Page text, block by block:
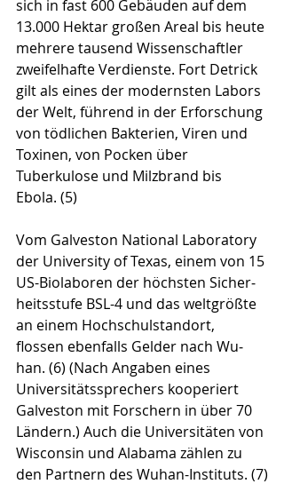
sich in fast 600 Gebäuden auf dem
13.000 Hektar großen Areal bis heute
mehrere tau­send Wissenschaftler
zweifelhafte Verdienste. Fort Det­rick
gilt als eines der modernsten Labors
der Welt, füh­rend in der Erforschung
von tödlichen Bakterien, Viren und
Toxinen, von Pocken über
Tuberkulose und Milzbrand bis
Ebola. (5)
Vom Galveston National Laboratory
der University of Texas, einem von 15
US-Biolaboren der höchsten Sicher­
heitsstufe BSL-4 und das weltgrößte
an einem Hoch­schulstandort,
flossen ebenfalls Gelder nach Wu­
han. (6) (Nach Angaben eines
Universitätssprechers koope­riert
Galveston mit Forschern in über 70
Ländern.) Auch die Universitäten von
Wisconsin und Alabama zählen zu
den Partnern des Wuhan-Instituts. (7)